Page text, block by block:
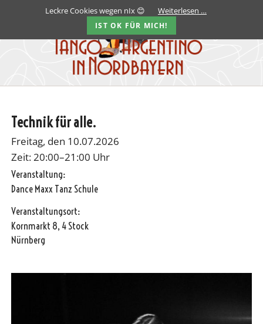
Technik für alle.
Freitag, den 10.07.2026
Zeit: 20:00–21:00 Uhr
Veranstaltung:
Dance Maxx Tanz Schule
Veranstaltungsort:
Kornmarkt 8, 4 Stock
Nürnberg
Leckre Cookies wegen nIx 😊 Weiterlesen …
IST OK FÜR MICH!